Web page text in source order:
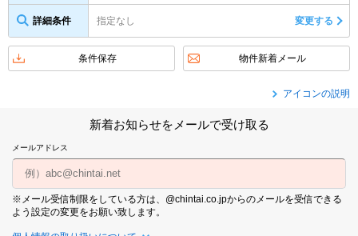
詳細条件 指定なし 変更する
条件保存 物件新着メール
アイコンの説明
新着お知らせをメールで受け取る
メールアドレス
※メール受信制限をしている方は、@chintai.co.jpからのメールを受信できる
よう設定の変更をお願い致します。